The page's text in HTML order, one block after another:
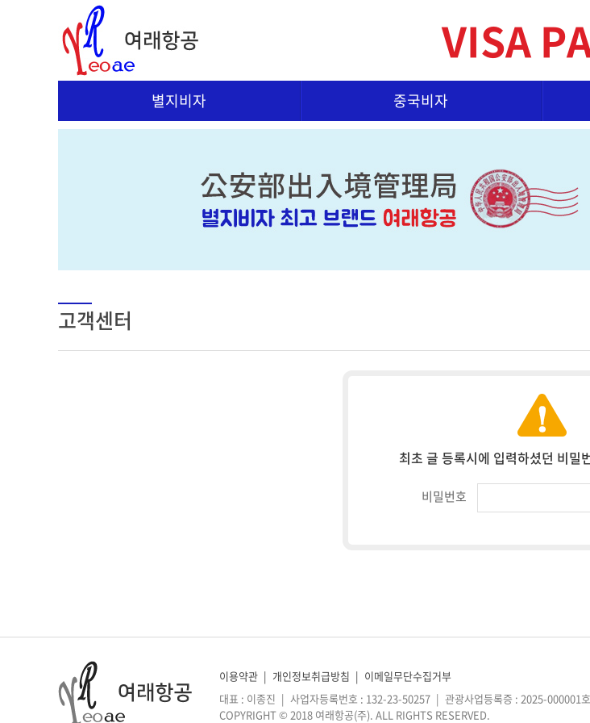
VISA
별지비자 중국비자
고객센터
최초 글 등록시에 입력하셨던 비밀
비밀번호
이용약관 | 개인정보취급방침 | 이메일무단수집거부
대표 : 이종진 | 사업자등록번호 : 132-23-50257 | 관광사업등록증 : 2025-000001호
COPYRIGHT © 2018 여래항공(주). ALL RIGHTS RESERVED.